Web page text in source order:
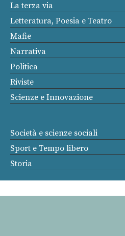
La terza via
Letteratura, Poesia e Teatro
Mafie
Narrativa
Politica
Riviste
Scienze e Innovazione
Società e scienze sociali
Sport e Tempo libero
Storia